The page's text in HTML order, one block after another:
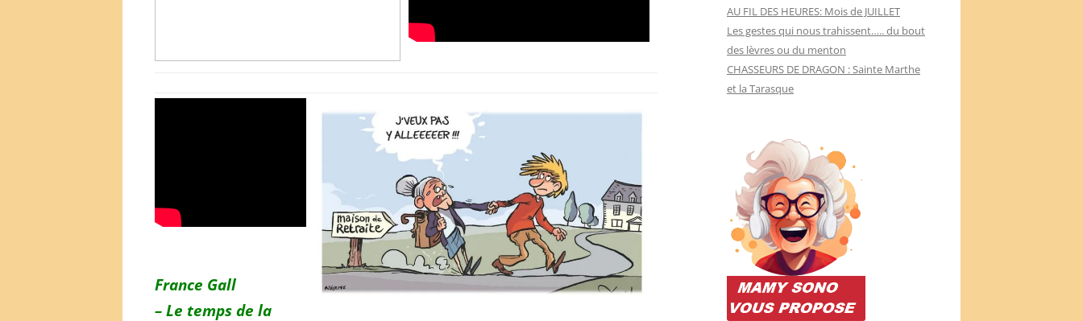
France Gall
– Le temps de la
AU FIL DES HEURES: Mois de JUILLET
Les gestes qui nous trahissent….. du bout
des lèvres ou du menton
CHASSEURS DE DRAGON : Sainte Marthe
et la Tarasque